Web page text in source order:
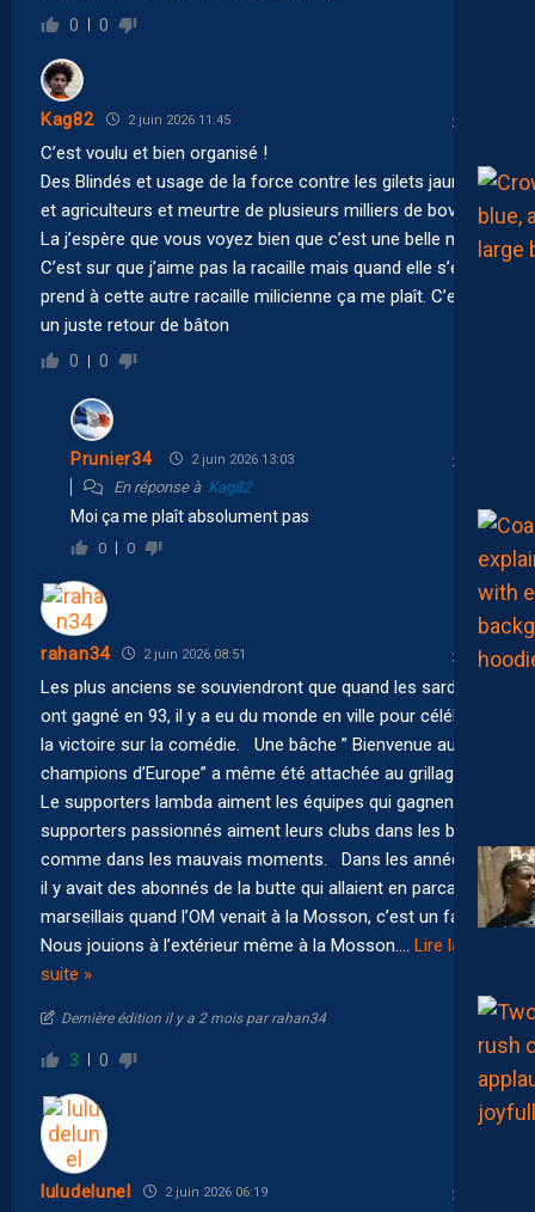
0 0
Kag82 2 juin 2026 11:45
C’est voulu et bien organisé !
Des Blindés et usage de la force contre les gilets jaunes
et agriculteurs et meurtre de plusieurs milliers de bovins.
La j’espère que vous voyez bien que c’est une belle milice.
C’est sur que j’aime pas la racaille mais quand elle s’en
prend à cette autre racaille milicienne ça me plaît. C’est
un juste retour de bâton
0 0
Prunier34 2 juin 2026 13:03
En réponse à Kag82
Moi ça me plaît absolument pas
0 0
rahan34 2 juin 2026 08:51
Les plus anciens se souviendront que quand les sardines
ont gagné en 93, il y a eu du monde en ville pour célébrer
la victoire sur la comédie. Une bâche ” Bienvenue aux
champions d’Europe” a même été attachée au grillage…
Le supporters lambda aiment les équipes qui gagnent, les
supporters passionnés aiment leurs clubs dans les bons
comme dans les mauvais moments. Dans les années 90
il y avait des abonnés de la butte qui allaient en parcage
marseillais quand l’OM venait à la Mosson, c’est un fait.
Nous jouions à l’extérieur même à la Mosson.
Lire la
suite »
Dernière édition il y a 2 mois par rahan34
3 0
luludelunel 2 juin 2026 06:19